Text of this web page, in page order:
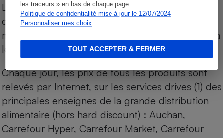
les traceurs » en bas de chaque page.
Politique de confidentialité mise à jour le 12/07/2024
Personnaliser mes choix
TOUT ACCEPTER & FERMER
Les comparaisons sont réalisées sur l’ensemble
des produits des magasins. Les produits de
marques de distributeurs (MDD) sont comparés à
leurs équivalents chez leurs concurrents.
Chaque jour, les prix de tous les produits sont
relevés par Internet, sur les services drives (1) des
principales enseignes de la grande distribution
alimentaire (hors hard discount) : Auchan,
Carrefour Hyper, Carrefour Market, Carrefour